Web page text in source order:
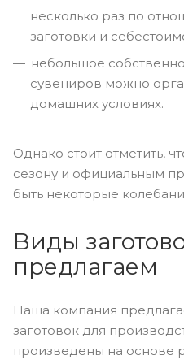
несколько раз по
заготовки и
небольшое
сувениров можно
домашних условиях.
Однако стоит отметить,
сезону и официальным
быть некоторые
Виды
предлагаем
Наша компания
заготовок для
произведены на основе